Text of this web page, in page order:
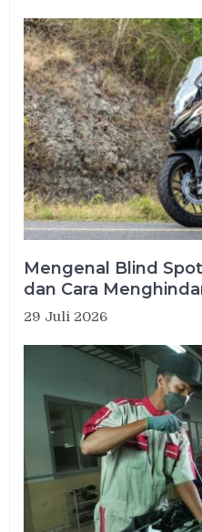
Mengenal Blind
dan Cara
29 Juli 2026